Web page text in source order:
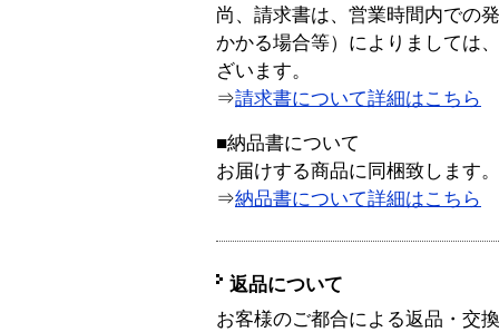
尚、請求書は、営業時間内での
かかる場合等）によりましては
ざいます。
⇒請求書について詳細はこちら
■納品書について
お届けする商品に同梱致します。
⇒納品書について詳細はこちら
返品について
お客様のご都合による返品・交